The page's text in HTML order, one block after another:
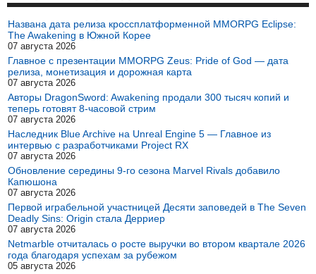
Названа дата релиза кроссплатформенной MMORPG Eclipse:
The Awakening в Южной Корее
07 августа 2026
Главное с презентации MMORPG Zeus: Pride of God — дата
релиза, монетизация и дорожная карта
07 августа 2026
Авторы DragonSword: Awakening продали 300 тысяч копий и
теперь готовят 8-часовой стрим
07 августа 2026
Наследник Blue Archive на Unreal Engine 5 — Главное из
интервью с разработчиками Project RX
07 августа 2026
Обновление середины 9-го сезона Marvel Rivals добавило
Капюшона
07 августа 2026
Первой играбельной участницей Десяти заповедей в The Seven
Deadly Sins: Origin стала Дерриер
07 августа 2026
Netmarble отчиталась о росте выручки во втором квартале 2026
года благодаря успехам за рубежом
05 августа 2026